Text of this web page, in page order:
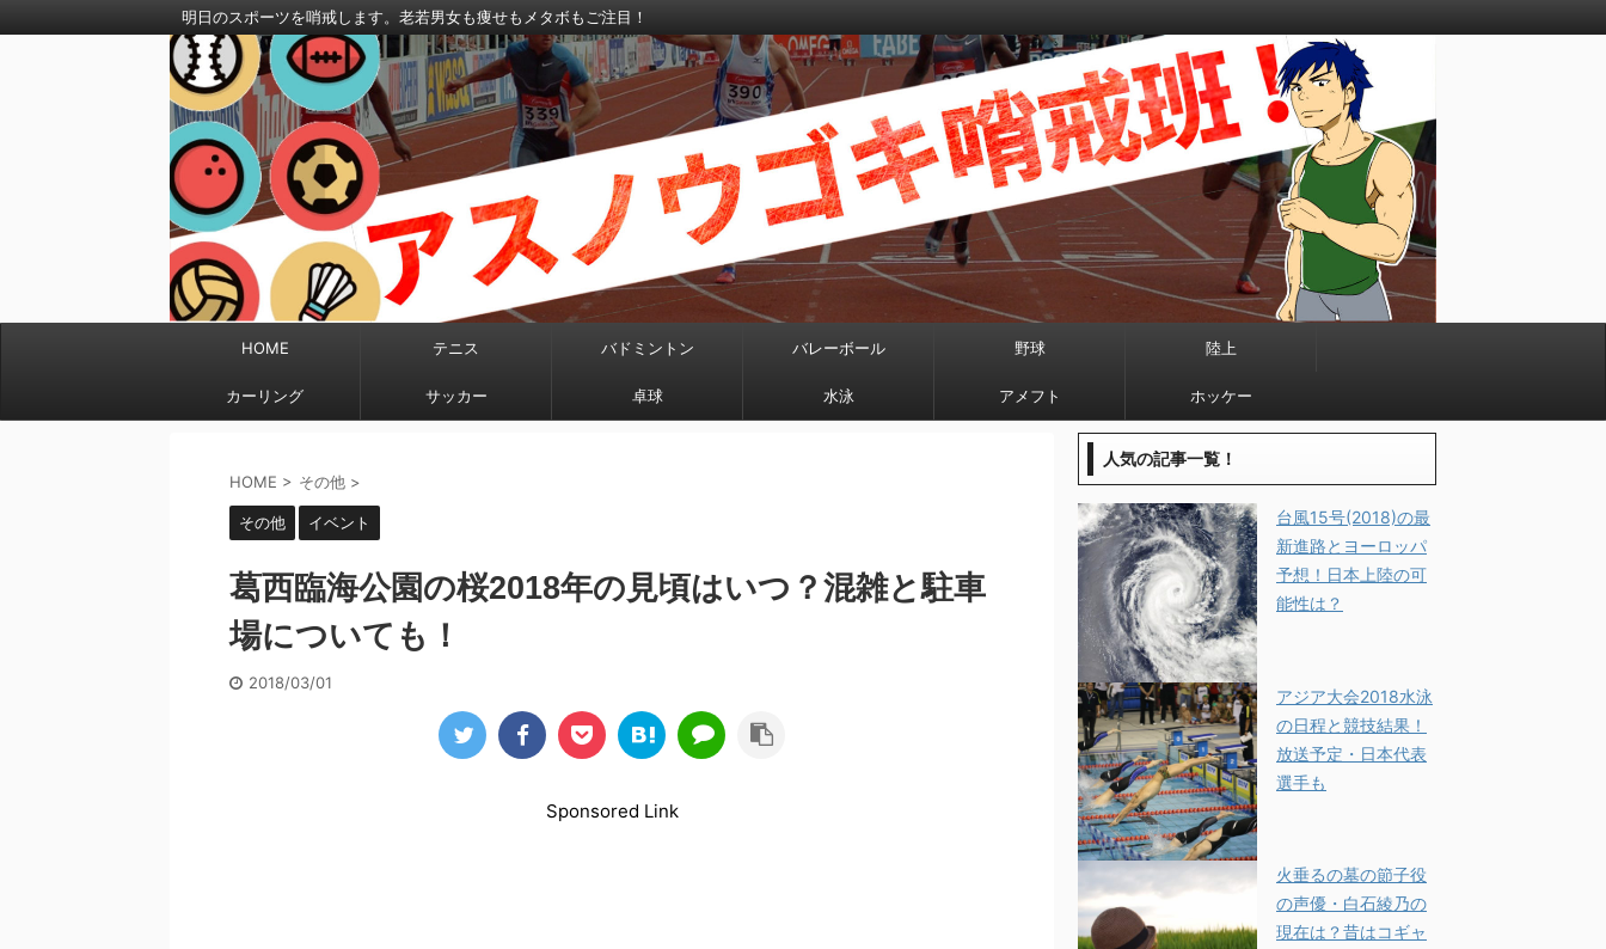
明日のスポーツを哨戒します。老若男女も痩せもメタボもご注目！
HOME テニス バドミントン バレーボール 野球 陸上
カーリング サッカー 卓球 水泳 アメフト ホッケー
HOME > その他 >
その他 イベント
葛西臨海公園の桜2018年の見頃はいつ？混雑と駐車
場についても！
2018/03/01
Sponsored Link
人気の記事一覧！
台風15号(2018)の最
新進路とヨーロッパ
予想！日本上陸の可
能性は？
アジア大会2018水泳
の日程と競技結果！
放送予定・日本代表
選手も
火垂るの墓の節子役
の声優・白石綾乃の
現在は？昔はコギャ